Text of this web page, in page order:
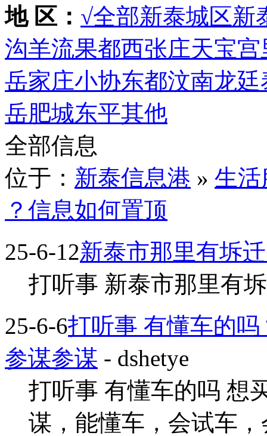
地 区： √全部新泰城区新
沟羊流果都西张庄天宝宫
岳家庄小协东都汶南龙廷
岳肥城东平其他
全部信息
位于： 新泰信息港 » 生活
？信息如何置顶
25-6-12新泰市那里有坼
打听事 新泰市那里有
25-6-6打听事 有懂车的
参谋参谋 - dshetye
打听事 有懂车的吗 想
谋，能懂车，会试车